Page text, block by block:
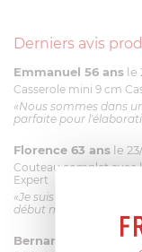
Derniers avis
Emmanuel 56 ans le
Casserole mini 9 cm
«Nous sommes dans
parfaite pour
Florence 63 ans le
Couteau complet avec
Expert
«Je suis satisfaite du
début mais ça le fait.
Bernard le 23/06/